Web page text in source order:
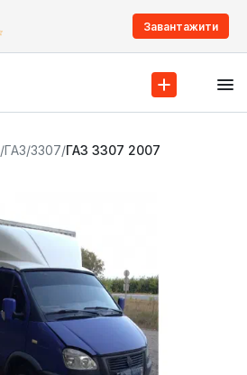
Завантажити
/ГАЗ/3307/ГАЗ 3307 2007